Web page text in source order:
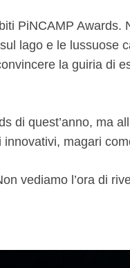
PiNCAMP Awards.
lago e le lussuose
la guiria di
di quest’anno, ma
magari
vediamo l’ora di